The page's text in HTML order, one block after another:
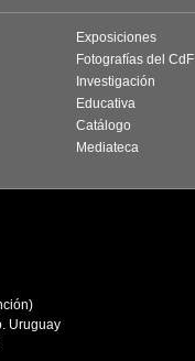
Exposiciones
Fotografías del CdF
Investigación
Educativa
Catálogo
Mediateca
Uruguay